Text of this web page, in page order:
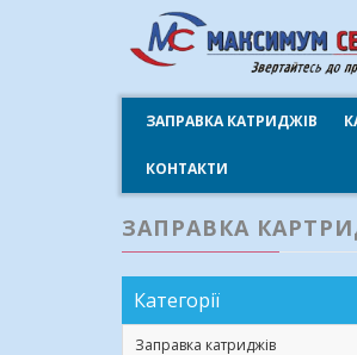
ЗАПРАВКА КАТРИДЖІВ
КОНТАКТИ
ЗАПРАВКА
Категорії
Заправка катриджів